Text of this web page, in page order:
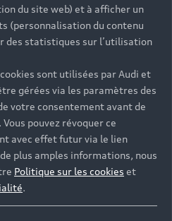
votre véhicule chez un
permet de profiter de
de la marque. Ces
de solides connaissances
de haute
du site web) et à afficher un
(personnalisation du contenu
des statistiques sur l’utilisation
sont utilisées par Audi et
gérées via les paramètres des
votre consentement avant de
pouvez révoquer ce
avec effet futur via le lien
plus amples informations, nous
Politique sur les cookies et
.